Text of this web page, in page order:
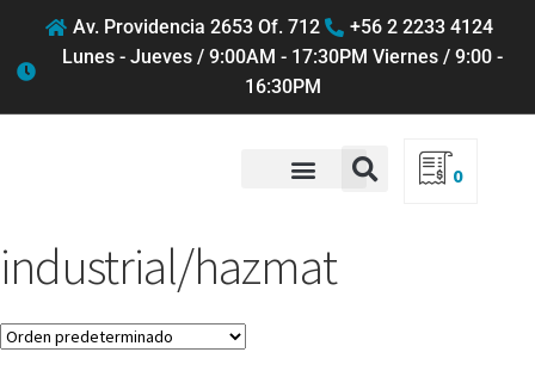
Av. Providencia 2653 Of. 712
+56 2 2233 4124
Lunes - Jueves / 9:00AM - 17:30PM Viernes / 9:00 -
16:30PM
0
industrial/hazmat